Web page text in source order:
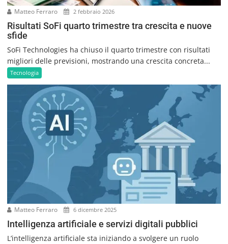
Matteo Ferraro 2 febbraio 2026
Risultati SoFi quarto trimestre tra crescita e nuove
sfide
SoFi Technologies ha chiuso il quarto trimestre con risultati
migliori delle previsioni, mostrando una crescita concreta...
Tecnologia
Matteo Ferraro 6 dicembre 2025
Intelligenza artificiale e servizi digitali pubblici
L’intelligenza artificiale sta iniziando a svolgere un ruolo